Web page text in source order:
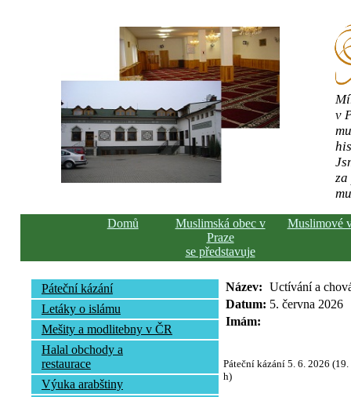
v
Domů
Muslimská obec v
Praze
se představuje
Muslimové
Páteční kázání
Letáky o islámu
Mešity a modlitebny v ČR
Halal obchody a
restaurace
Výuka arabštiny
Název: Uctívání a
Datum: 5. června 2026
Imám:
Páteční kázání 5. 6. 2026